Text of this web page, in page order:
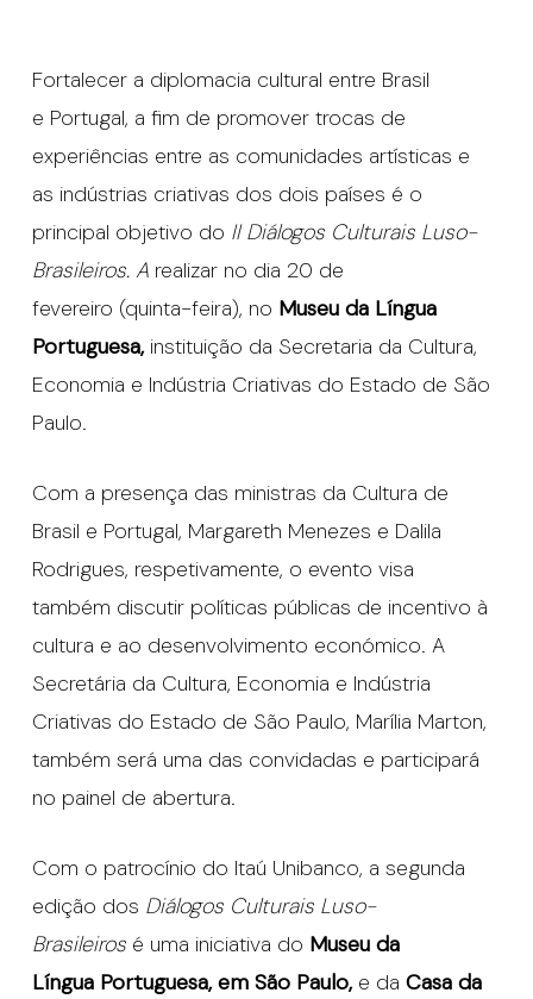
Fortalecer a diplomacia cultural entre Brasil
e Portugal, a fim de promover trocas de
experiências entre as comunidades artísticas e
as indústrias criativas dos dois países é o
principal objetivo do II Diálogos Culturais Luso-
Brasileiros. A realizar no dia 20 de
fevereiro (quinta-feira), no Museu da Língua
Portuguesa, instituição da Secretaria da Cultura,
Economia e Indústria Criativas do Estado de São
Paulo.
Com a presença das ministras da Cultura de
Brasil e Portugal, Margareth Menezes e Dalila
Rodrigues, respetivamente, o evento visa
também discutir políticas públicas de incentivo à
cultura e ao desenvolvimento económico. A
Secretária da Cultura, Economia e Indústria
Criativas do Estado de São Paulo, Marília Marton,
também será uma das convidadas e participará
no painel de abertura.
Com o patrocínio do Itaú Unibanco, a segunda
edição dos Diálogos Culturais Luso-
Brasileirosé uma iniciativa do Museu da
Língua Portuguesa, em São Paulo,e da Casa da